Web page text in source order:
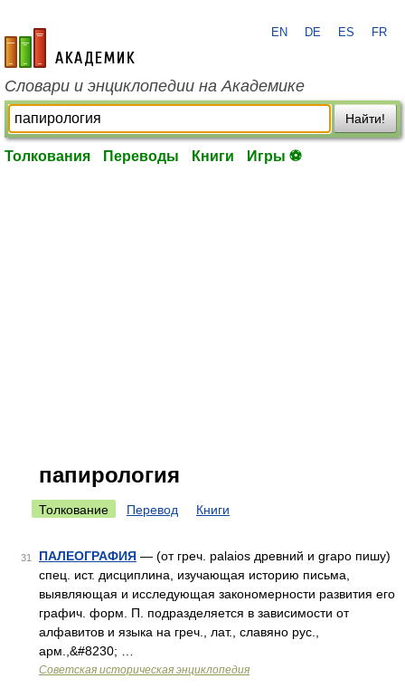
academic.ru
EN DE ES FR
Словари и энциклопедии на Академике
Найти!
Толкования Переводы Книги Игры ⚽
папирология
Толкование Перевод Книги
31 ПАЛЕОГРАФИЯ — (от греч. palaios древний и grapo пишу)
спец. ист. дисциплина, изучающая историю письма,
выявляющая и исследующая закономерности развития его
графич. форм. П. подразделяется в зависимости от
алфавитов и языка на греч., лат., славяно рус.,
арм.,&#8230; …
Советская историческая энциклопедия